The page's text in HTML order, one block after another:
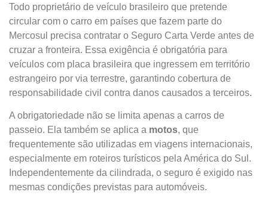
Todo proprietário de veículo brasileiro que pretende
circular com o carro em países que fazem parte do
Mercosul precisa contratar o Seguro Carta Verde antes de
cruzar a fronteira. Essa exigência é obrigatória para
veículos com placa brasileira que ingressem em território
estrangeiro por via terrestre, garantindo cobertura de
responsabilidade civil contra danos causados a terceiros.
A obrigatoriedade não se limita apenas a carros de
passeio. Ela também se aplica a motos, que
frequentemente são utilizadas em viagens internacionais,
especialmente em roteiros turísticos pela América do Sul.
Independentemente da cilindrada, o seguro é exigido nas
mesmas condições previstas para automóveis.